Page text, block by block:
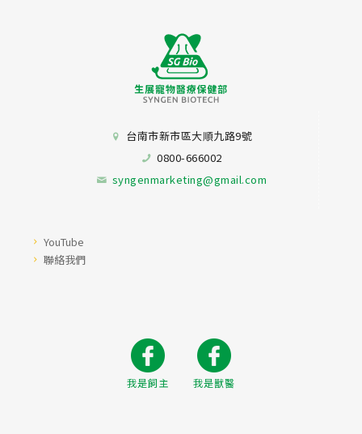
台南市新市區大順九路9號
0800-666002
syngenmarketing@gmail.com
YouTube
聯絡我們
我是飼主 我是獸醫